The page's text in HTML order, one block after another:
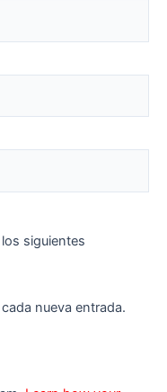
siguientes
nueva entrada.